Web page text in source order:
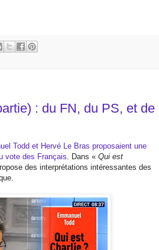
: du FN, du PS, et de
Todd et Hervé Le Bras proposaient une
vote des Français . Dans « Qui est
des interprétations intéressantes des